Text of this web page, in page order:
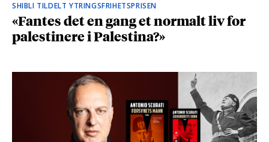
SHIBLI TILDELT YTRINGSFRIHETSPRISEN
«Fantes det en gang et normalt liv for
palestinere i Palestina?»